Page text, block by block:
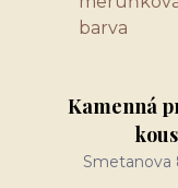
Kamenná
Smetanova